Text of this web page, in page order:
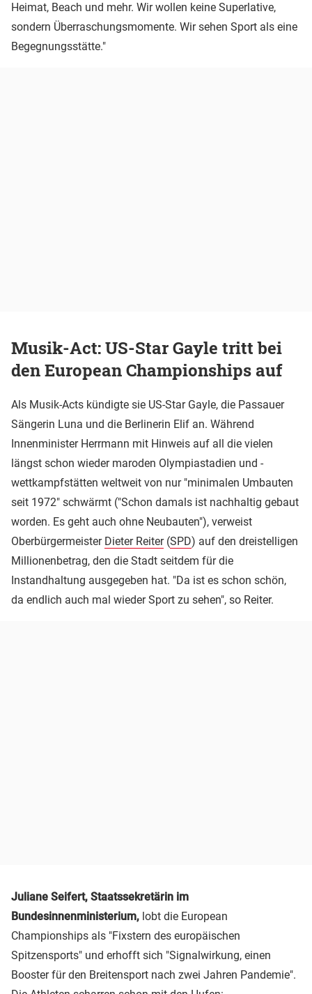
Heimat, Beach und mehr. Wir wollen keine Superlative,
sondern Überraschungsmomente. Wir sehen Sport als eine
Begegnungsstätte."
Musik-Act: US-Star Gayle tritt bei
den European Championships auf
Als Musik-Acts kündigte sie US-Star Gayle, die Passauer
Sängerin Luna und die Berlinerin Elif an. Während
Innenminister Herrmann mit Hinweis auf all die vielen
längst schon wieder maroden Olympiastadien und -
wettkampfstätten weltweit von nur "minimalen Umbauten
seit 1972" schwärmt ("Schon damals ist nachhaltig gebaut
worden. Es geht auch ohne Neubauten"), verweist
Oberbürgermeister Dieter Reiter(SPD) auf den dreistelligen
Millionenbetrag, den die Stadt seitdem für die
Instandhaltung ausgegeben hat. "Da ist es schon schön,
da endlich auch mal wieder Sport zu sehen", so Reiter.
Juliane Seifert, Staatssekretärin im
Bundesinnenministerium, lobt die European
Championships als "Fixstern des europäischen
Spitzensports" und erhofft sich "Signalwirkung, einen
Booster für den Breitensport nach zwei Jahren Pandemie".